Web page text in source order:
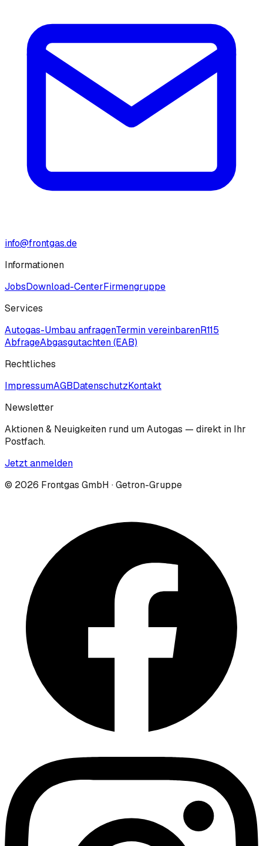
info@frontgas.de
Informationen
JobsDownload-CenterFirmengruppe
Services
Autogas-Umbau anfragenTermin vereinbarenR115
AbfrageAbgasgutachten (EAB)
Rechtliches
ImpressumAGBDatenschutzKontakt
Newsletter
Aktionen & Neuigkeiten rund um Autogas — direkt in Ihr
Postfach.
Jetzt anmelden
© 2026 Frontgas GmbH · Getron-Gruppe